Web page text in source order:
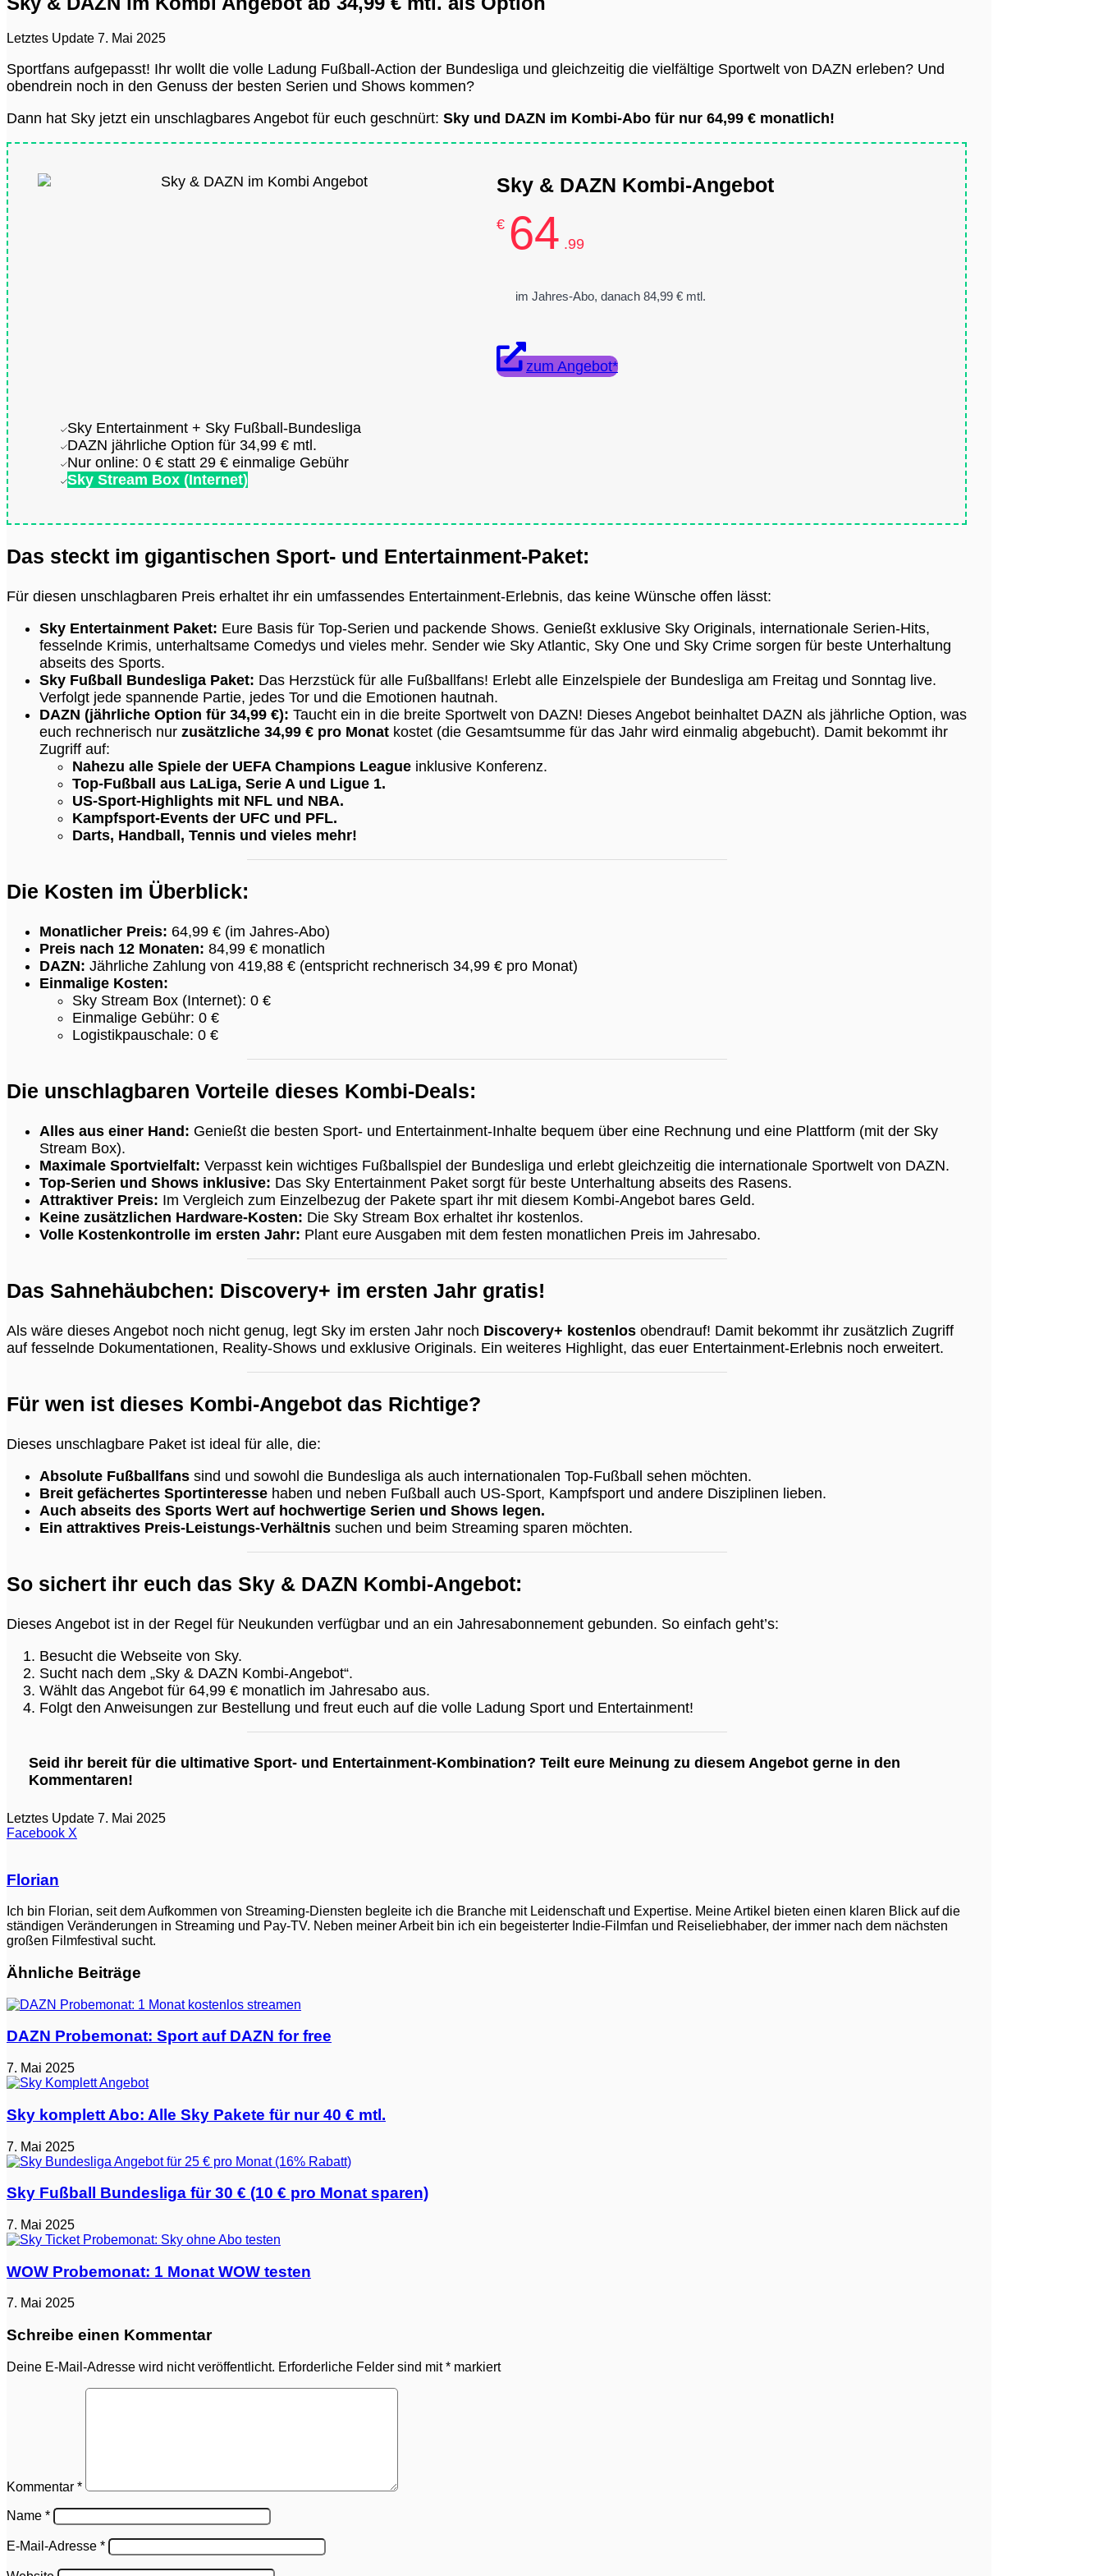
Letztes Update 7. Mai 2025
Sportfans aufgepasst! Ihr wollt die volle Ladung Fußball-Action der Bundesliga und gleichzeitig die vielfältige Sportwelt von DAZN erleben? Und
obendrein noch in den Genuss der besten Serien und Shows kommen?
Dann hat Sky jetzt ein unschlagbares Angebot für euch geschnürt: Sky und DAZN im Kombi-Abo für nur 64,99 € monatlich!
Sky & DAZN Kombi-Angebot
€ 64 .99
im Jahres-Abo, danach 84,99 € mtl.
zum Angebot*
Sky Entertainment + Sky Fußball-Bundesliga
DAZN jährliche Option für 34,99 € mtl.
Nur online: 0 € statt 29 € einmalige Gebühr
Sky Stream Box (Internet)
Das steckt im gigantischen Sport- und Entertainment-Paket:
Für diesen unschlagbaren Preis erhaltet ihr ein umfassendes Entertainment-Erlebnis, das keine Wünsche offen lässt:
Sky Entertainment Paket: Eure Basis für Top-Serien und packende Shows. Genießt exklusive Sky Originals, internationale Serien-Hits,
fesselnde Krimis, unterhaltsame Comedys und vieles mehr. Sender wie Sky Atlantic, Sky One und Sky Crime sorgen für beste Unterhaltung
abseits des Sports.
Sky Fußball Bundesliga Paket: Das Herzstück für alle Fußballfans! Erlebt alle Einzelspiele der Bundesliga am Freitag und Sonntag live.
Verfolgt jede spannende Partie, jedes Tor und die Emotionen hautnah.
DAZN (jährliche Option für 34,99 €): Taucht ein in die breite Sportwelt von DAZN! Dieses Angebot beinhaltet DAZN als jährliche Option, was
euch rechnerisch nur zusätzliche 34,99 € pro Monat kostet (die Gesamtsumme für das Jahr wird einmalig abgebucht). Damit bekommt ihr
Zugriff auf:
Nahezu alle Spiele der UEFA Champions League inklusive Konferenz.
Top-Fußball aus LaLiga, Serie A und Ligue 1.
US-Sport-Highlights mit NFL und NBA.
Kampfsport-Events der UFC und PFL.
Darts, Handball, Tennis und vieles mehr!
Die Kosten im Überblick:
Monatlicher Preis: 64,99 € (im Jahres-Abo)
Preis nach 12 Monaten: 84,99 € monatlich
DAZN: Jährliche Zahlung von 419,88 € (entspricht rechnerisch 34,99 € pro Monat)
Einmalige Kosten:
Sky Stream Box (Internet): 0 €
Einmalige Gebühr: 0 €
Logistikpauschale: 0 €
Die unschlagbaren Vorteile dieses Kombi-Deals:
Alles aus einer Hand: Genießt die besten Sport- und Entertainment-Inhalte bequem über eine Rechnung und eine Plattform (mit der Sky
Stream Box).
Maximale Sportvielfalt: Verpasst kein wichtiges Fußballspiel der Bundesliga und erlebt gleichzeitig die internationale Sportwelt von DAZN.
Top-Serien und Shows inklusive: Das Sky Entertainment Paket sorgt für beste Unterhaltung abseits des Rasens.
Attraktiver Preis: Im Vergleich zum Einzelbezug der Pakete spart ihr mit diesem Kombi-Angebot bares Geld.
Keine zusätzlichen Hardware-Kosten: Die Sky Stream Box erhaltet ihr kostenlos.
Volle Kostenkontrolle im ersten Jahr: Plant eure Ausgaben mit dem festen monatlichen Preis im Jahresabo.
Das Sahnehäubchen: Discovery+ im ersten Jahr gratis!
Als wäre dieses Angebot noch nicht genug, legt Sky im ersten Jahr noch Discovery+ kostenlos obendrauf! Damit bekommt ihr zusätzlich Zugriff
auf fesselnde Dokumentationen, Reality-Shows und exklusive Originals. Ein weiteres Highlight, das euer Entertainment-Erlebnis noch erweitert.
Für wen ist dieses Kombi-Angebot das Richtige?
Dieses unschlagbare Paket ist ideal für alle, die:
Absolute Fußballfans sind und sowohl die Bundesliga als auch internationalen Top-Fußball sehen möchten.
Breit gefächertes Sportinteresse haben und neben Fußball auch US-Sport, Kampfsport und andere Disziplinen lieben.
Auch abseits des Sports Wert auf hochwertige Serien und Shows legen.
Ein attraktives Preis-Leistungs-Verhältnis suchen und beim Streaming sparen möchten.
So sichert ihr euch das Sky & DAZN Kombi-Angebot:
Dieses Angebot ist in der Regel für Neukunden verfügbar und an ein Jahresabonnement gebunden. So einfach geht’s:
Besucht die Webseite von Sky.
Sucht nach dem „Sky & DAZN Kombi-Angebot“.
Wählt das Angebot für 64,99 € monatlich im Jahresabo aus.
Folgt den Anweisungen zur Bestellung und freut euch auf die volle Ladung Sport und Entertainment!
Seid ihr bereit für die ultimative Sport- und Entertainment-Kombination? Teilt eure Meinung zu diesem Angebot gerne in den
Kommentaren!
Letztes Update 7. Mai 2025
Facebook X
Florian
Ich bin Florian, seit dem Aufkommen von Streaming-Diensten begleite ich die Branche mit Leidenschaft und Expertise. Meine Artikel bieten einen klaren Blick auf die
ständigen Veränderungen in Streaming und Pay-TV. Neben meiner Arbeit bin ich ein begeisterter Indie-Filmfan und Reiseliebhaber, der immer nach dem nächsten
großen Filmfestival sucht.
Ähnliche Beiträge
DAZN Probemonat: Sport auf DAZN for free
7. Mai 2025
Sky komplett Abo: Alle Sky Pakete für nur 40 € mtl.
7. Mai 2025
Sky Fußball Bundesliga für 30 € (10 € pro Monat sparen)
7. Mai 2025
WOW Probemonat: 1 Monat WOW testen
7. Mai 2025
Schreibe einen Kommentar
Deine E-Mail-Adresse wird nicht veröffentlicht. Erforderliche Felder sind mit* markiert
Kommentar *
Name *
E-Mail-Adresse *